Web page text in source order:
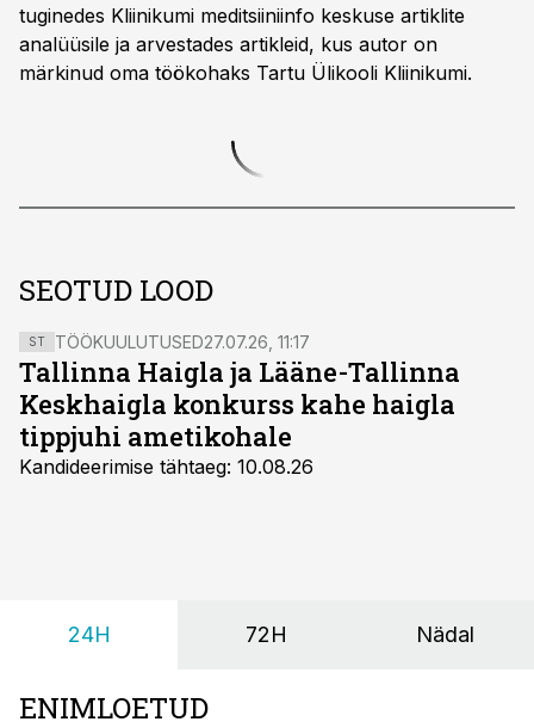
tuginedes Kliinikumi meditsiiniinfo keskuse artiklite
analüüsile ja arvestades artikleid, kus autor on
märkinud oma töökohaks Tartu Ülikooli Kliinikumi.
SEOTUD LOOD
ST TÖÖKUULUTUSED27.07.26, 11:17
Tallinna Haigla ja Lääne-Tallinna
Keskhaigla konkurss kahe haigla
tippjuhi ametikohale
Kandideerimise tähtaeg: 10.08.26
24H 72H Nädal
ENIMLOETUD